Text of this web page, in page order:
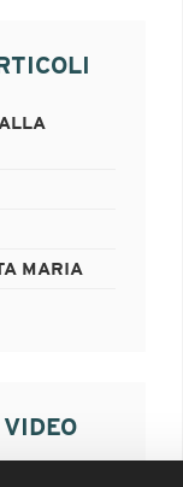
MARIA